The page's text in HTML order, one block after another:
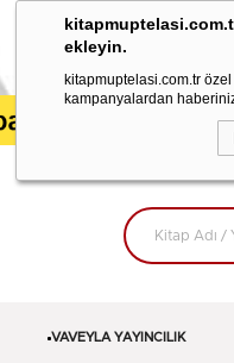
ekleyin.
kitapmuptelasi.com.tr özel
kampanyalardan
VAVEYLA YAYINCILIK